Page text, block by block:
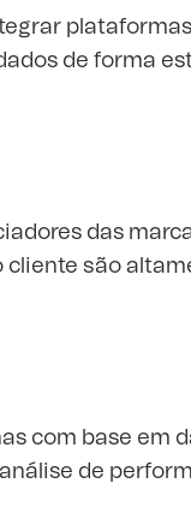
de forma
das
cliente são
com base em
de